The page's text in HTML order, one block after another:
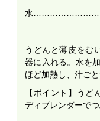
水
うどんと薄皮をむ
器に入れる。水を
ほど加熱し、汁ごと
【ポイント】うど
ディブレンダーでつ